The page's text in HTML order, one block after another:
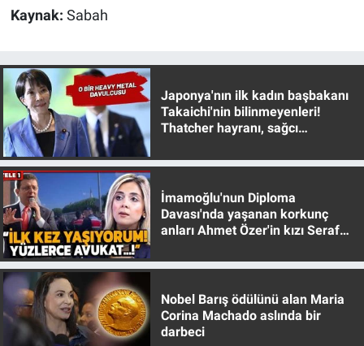
Kaynak: Sabah
Japonya'nın ilk kadın başbakanı
Takaichi'nin bilinmeyenleri!
Thatcher hayranı, sağcı
İmamoğlu'nun Diploma
Davası'nda yaşanan korkunç
anları Ahmet Özer'in kızı Seraf
Nobel Barış ödülünü alan Maria
Corina Machado aslında bir
darbeci